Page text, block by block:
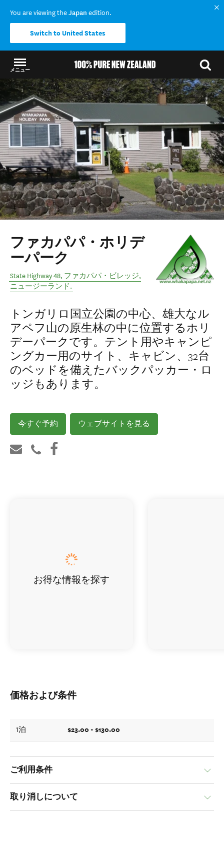
You are viewing theJapan edition.
Switch to United States
メニュー
結果に戻る
ファカパパ・ホリデ
ーパーク
State Highway 48, ファカパパ・ビレッジ,
ニュージーランド.
トンガリロ国立公園の中心、雄大なル
アペフ山の原生林の中に位置するホリ
デーパークです。テント用やキャンピ
ングカー用のサイト、キャビン、32台
のベッドを備えたバックパッカー・ロ
ッジもあります。
今すぐ予約 ウェブサイトを見る
価格および条件
1泊 $23.00 - $130.00
ご利用条件
取り消しについて
お得な情報を探す